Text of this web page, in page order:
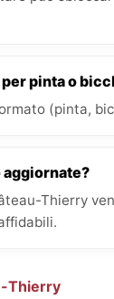
pinta o
(pinta,
Thierry
Thierry